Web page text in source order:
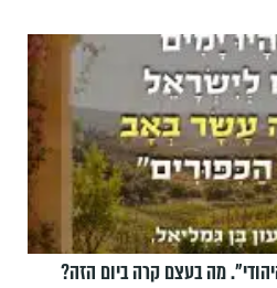
מה בעצם קרה ביום הזה?